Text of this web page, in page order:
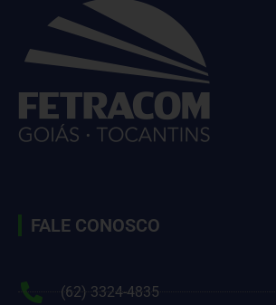
FALE CONOSCO
(62) 3324-4835